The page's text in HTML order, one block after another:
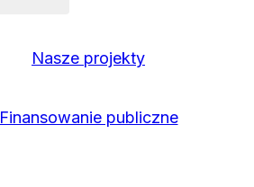
Nasze projekty
Finansowanie publiczne